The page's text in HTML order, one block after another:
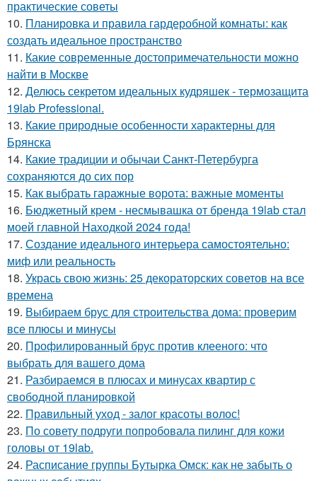
практические советы
10. Планировка и правила гардеробной комнаты: как
создать идеальное пространство
11. Какие современные достопримечательности можно
найти в Москве
12. Делюсь секретом идеальных кудряшек - термозащита
19lab Professional.
13. Какие природные особенности характерны для
Брянска
14. Какие традиции и обычаи Санкт-Петербурга
сохраняются до сих пор
15. Как выбрать гаражные ворота: важные моменты
16. Бюджетный крем - несмывашка от бренда 19lab стал
моей главной Находкой 2024 года!
17. Создание идеального интерьера самостоятельно:
миф или реальность
18. Укрась свою жизнь: 25 декораторских советов на все
времена
19. Выбираем брус для строительства дома: проверим
все плюсы и минусы
20. Профилированный брус против клееного: что
выбрать для вашего дома
21. Разбираемся в плюсах и минусах квартир с
свободной планировкой
22. Правильный уход - залог красоты волос!
23. По совету подруги попробовала пилинг для кожи
головы от 19lab.
24. Расписание группы Бутырка Омск: как не забыть о